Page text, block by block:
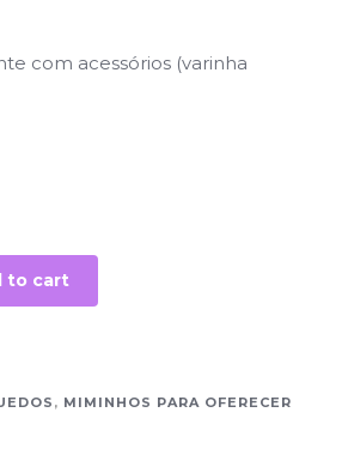
com acessórios (varinha
to cart
, MIMINHOS PARA OFERECER